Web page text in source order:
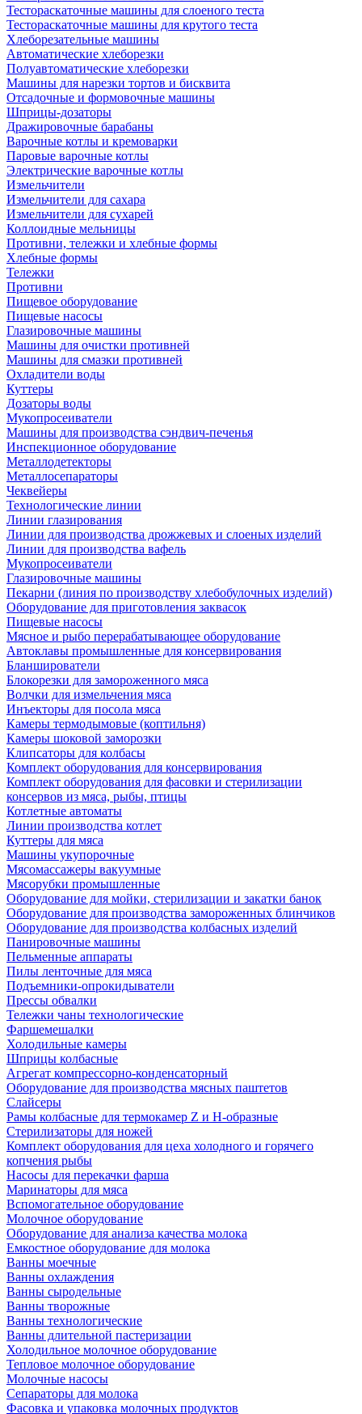
Тестораскаточные машины для слоеного теста
Тестораскаточные машины для крутого теста
Хлеборезательные машины
Автоматические хлеборезки
Полуавтоматические хлеборезки
Машины для нарезки тортов и бисквита
Отсадочные и формовочные машины
Шприцы-дозаторы
Дражировочные барабаны
Варочные котлы и кремоварки
Паровые варочные котлы
Электрические варочные котлы
Измельчители
Измельчители для сахара
Измельчители для сухарей
Коллоидные мельницы
Противни, тележки и хлебные формы
Хлебные формы
Тележки
Противни
Пищевое оборудование
Пищевые насосы
Глазировочные машины
Машины для очистки противней
Машины для смазки противней
Охладители воды
Куттеры
Дозаторы воды
Мукопросеиватели
Машины для производства сэндвич-печенья
Инспекционное оборудование
Металлодетекторы
Металлосепараторы
Чеквейеры
Технологические линии
Линии глазирования
Линии для производства дрожжевых и слоеных изделий
Линии для производства вафель
Мукопросеиватели
Глазировочные машины
Пекарни (линия по производству хлебобулочных изделий)
Оборудование для приготовления заквасок
Пищевые насосы
Мясное и рыбо перерабатывающее оборудование
Автоклавы промышленные для консервирования
Бланширователи
Блокорезки для замороженного мяса
Волчки для измельчения мяса
Инъекторы для посола мяса
Камеры термодымовые (коптильня)
Камеры шоковой заморозки
Клипсаторы для колбасы
Комплект оборудования для консервирования
Комплект оборудования для фасовки и стерилизации
консервов из мяса, рыбы, птицы
Котлетные автоматы
Линии производства котлет
Куттеры для мяса
Машины укупорочные
Мясомассажеры вакуумные
Мясорубки промышленные
Оборудование для мойки, стерилизации и закатки банок
Оборудование для производства замороженных блинчиков
Оборудование для производства колбасных изделий
Панировочные машины
Пельменные аппараты
Пилы ленточные для мяса
Подъемники-опрокидыватели
Прессы обвалки
Тележки чаны технологические
Фаршемешалки
Холодильные камеры
Шприцы колбасные
Агрегат компрессорно-конденсаторный
Оборудование для производства мясных паштетов
Слайсеры
Рамы колбасные для термокамер Z и H-образные
Стерилизаторы для ножей
Комплект оборудования для цеха холодного и горячего
копчения рыбы
Насосы для перекачки фарша
Маринаторы для мяса
Вспомогательное оборудование
Молочное оборудование
Оборудование для анализа качества молока
Емкостное оборудование для молока
Ванны моечные
Ванны охлаждения
Ванны сыродельные
Ванны творожные
Ванны технологические
Ванны длительной пастеризации
Холодильное молочное оборудование
Тепловое молочное оборудование
Молочные насосы
Сепараторы для молока
Фасовка и упаковка молочных продуктов